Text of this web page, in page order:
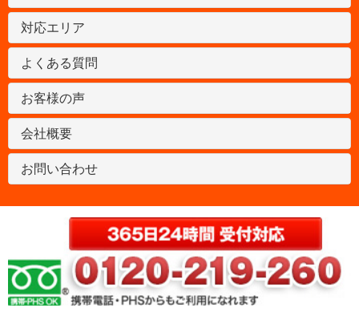
対応エリア
よくある質問
お客様の声
会社概要
お問い合わせ